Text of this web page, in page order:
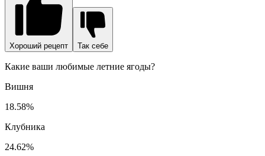
Хороший рецепт Так себе
Какие ваши любимые летние ягоды?
Вишня
18.58%
Клубника
24.62%